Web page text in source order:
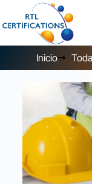
Inicio